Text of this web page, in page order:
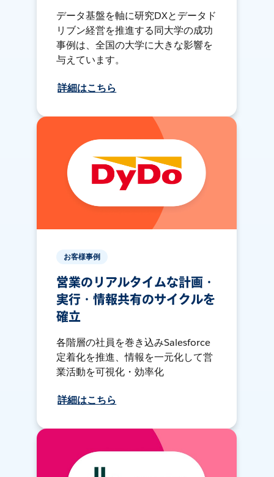
データ基盤を軸に研究DXとデータド
リブン経営を推進する同大学の成功
事例は、全国の大学に大きな影響を
与えています。
詳細はこちら
お客様事例
営業のリアルタイムな計画・
実行・情報共有のサイクルを
確立
各階層の社員を巻き込みSalesforce
定着化を推進、情報を一元化して営
業活動を可視化・効率化
詳細はこちら